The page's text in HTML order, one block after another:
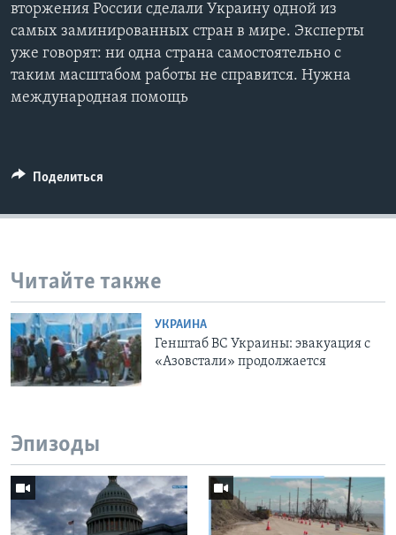
вторжения России сделали Украину одной из
самых заминированных стран в мире. Эксперты
уже говорят: ни одна страна самостоятельно с
таким масштабом работы не справится. Нужна
международная помощь
Поделиться
Читайте также
УКРАИНА
Генштаб ВС Украины: эвакуация с
«Азовстали» продолжается
Эпизоды